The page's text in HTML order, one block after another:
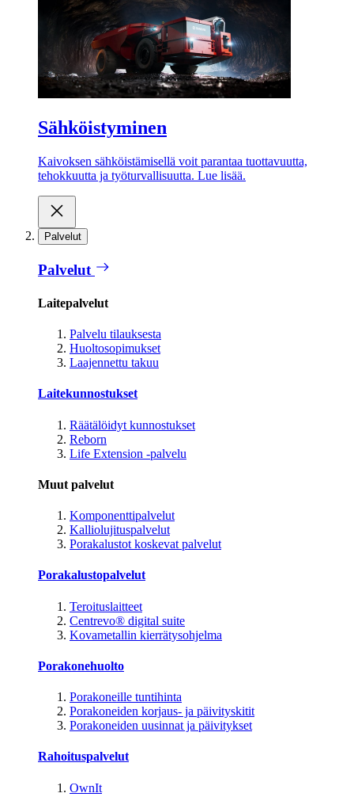
Sähköistyminen
Kaivoksen sähköistämisellä voit parantaa tuottavuutta,
tehokkuutta ja työturvallisuutta. Lue lisää.
Palvelut
Palvelut
Laitepalvelut
Palvelu tilauksesta
Huoltosopimukset
Laajennettu takuu
Laitekunnostukset
Räätälöidyt kunnostukset
Reborn
Life Extension -palvelu
Muut palvelut
Komponenttipalvelut
Kalliolujituspalvelut
Porakalustot koskevat palvelut
Porakalustopalvelut
Teroituslaitteet
Centrevo® digital suite
Kovametallin kierrätysohjelma
Porakonehuolto
Porakoneille tuntihinta
Porakoneiden korjaus- ja päivityskitit
Porakoneiden uusinnat ja päivitykset
Rahoituspalvelut
OwnIt